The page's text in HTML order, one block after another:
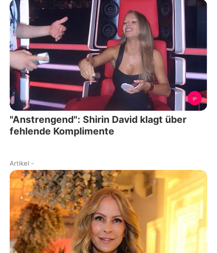
"Anstrengend": Shirin David klagt über
fehlende Komplimente
Artikel -